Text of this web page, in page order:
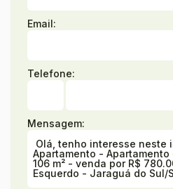
Email:
Telefone:
Mensagem: